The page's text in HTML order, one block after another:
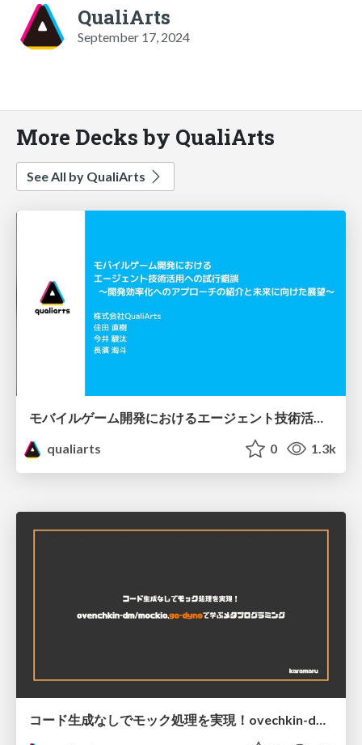
QualiArts
September 17, 2024
More Decks by QualiArts
See All by QualiArts
モバイルゲーム開発におけるエージェント技術活用への試行錯誤 ～開発効率化へのアプローチの紹介と未来に向けた展望～
qualiarts
0 1.3k